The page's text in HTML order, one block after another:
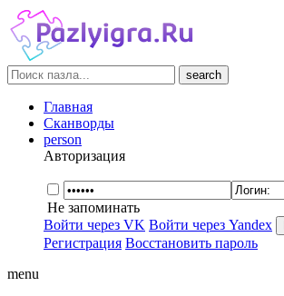
search
Главная
Сканворды
person
Авторизация
Не запоминать
Войти через VK Войти через Yandex
Регистрация Восстановить пароль
menu